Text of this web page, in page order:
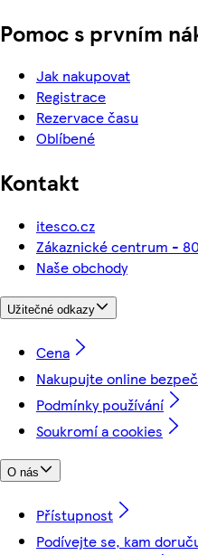
Pomoc s prvním
Jak nakupovat
Registrace
Rezervace času
Oblíbené
Kontakt
itesco.cz
Zákaznické centrum -
Naše obchody
Užitečné odkazy
Cena
Nakupujte online
Podmínky používání
Soukromí a cookies
O nás
Přístupnost
Podívejte se, kam